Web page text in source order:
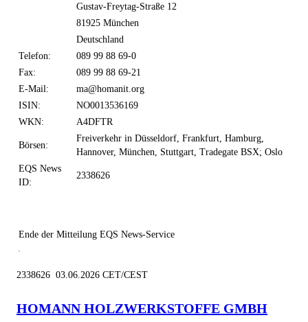
Gustav-Freytag-Straße 12
81925 München
Deutschland
Telefon:
089 99 88 69-0
Fax:
089 99 88 69-21
E-Mail:
ma@homanit.org
ISIN:
NO0013536169
WKN:
A4DFTR
Börsen:
Freiverkehr in Düsseldorf, Frankfurt, Hamburg,
Hannover, München, Stuttgart, Tradegate BSX; Oslo
EQS News
ID:
2338626
Ende der Mitteilung EQS News-Service
2338626 03.06.2026 CET/CEST
HOMANN HOLZWERKSTOFFE GMBH